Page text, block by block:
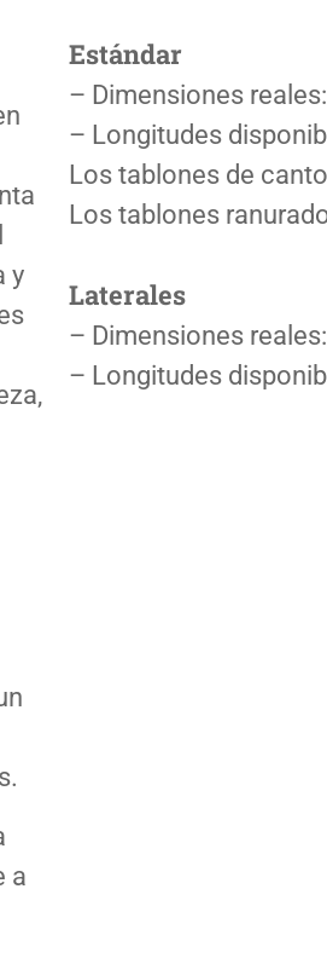
y
a
Estándar
– Dimensiones
– Longitudes
Los tablones de
Los tablones
Laterales
– Dimensiones
– Longitudes